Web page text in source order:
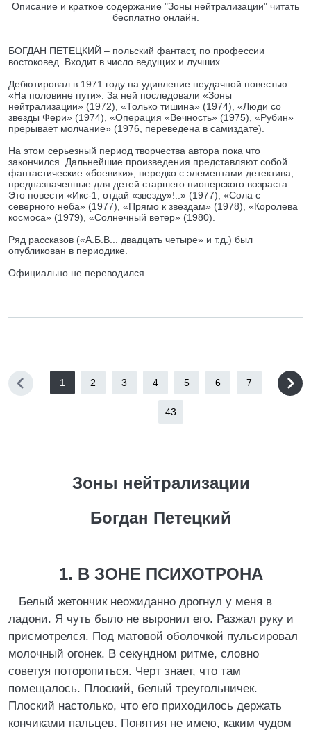
Описание и краткое содержание "Зоны нейтрализации" читать
бесплатно онлайн.
БОГДАН ПЕТЕЦКИЙ – польский фантаст, по профессии
востоковед. Входит в число ведущих и лучших.
Дебютировал в 1971 году на удивление неудачной повестью
«На половине пути». За ней последовали «Зоны
нейтрализации» (1972), «Только тишина» (1974), «Люди со
звезды Фери» (1974), «Операция «Вечность» (1975), «Рубин»
прерывает молчание» (1976, переведена в самиздате).
На этом серьезный период творчества автора пока что
закончился. Дальнейшие произведения представляют собой
фантастические «боевики», нередко с элементами детектива,
предназначенные для детей старшего пионерского возраста.
Это повести «Икс-1, отдай «звезду»!..» (1977), «Сола с
северного неба» (1977), «Прямо к звездам» (1978), «Королева
космоса» (1979), «Солнечный ветер» (1980).
Ряд рассказов («А.Б.В... двадцать четыре» и т.д.) был
опубликован в периодике.
Официально не переводился.
1 2 3 4 5 6 7
43
Зоны нейтрализации
Богдан Петецкий
1. В ЗОНЕ ПСИХОТРОНА
Белый жетончик неожиданно дрогнул у меня в
ладони. Я чуть было не выронил его. Разжал руку и
присмотрелся. Под матовой оболочкой пульсировал
молочный огонек. В секундном ритме, словно
советуя поторопиться. Черт знает, что там
помещалось. Плоский, белый треугольничек.
Плоский настолько, что его приходилось держать
кончиками пальцев. Понятия не имею, каким чудом